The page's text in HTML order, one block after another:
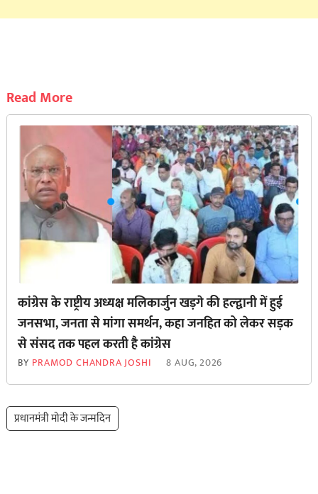
Read More
कांग्रेस के राष्ट्रीय अध्यक्ष मलिकार्जुन खड़गे की हल्द्वानी में हुई
जनसभा, जनता से मांगा समर्थन, कहा जनहित को लेकर सड़क
से ‌संसद तक पहल करती है कांग्रेस
BY PRAMOD CHANDRA JOSHI 8 AUG, 2026
प्रधानमंत्री मोदी के जन्मदिन